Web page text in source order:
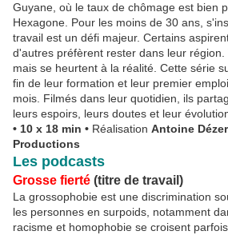
Guyane, où le taux de chômage est bien
Hexagone. Pour les moins de 30 ans,
travail est un défi majeur. Certains
d'autres préfèrent rester dans leur région.
mais se heurtent à la réalité. Cette série
fin de leur formation et leur premier
mois. Filmés dans leur quotidien, ils
leurs espoirs, leurs doutes et leur
• 10 x 18 min • Réalisation Antoine
Productions
Les podcasts
Grosse fierté (titre de travail)
La grossophobie est une discrimination
les personnes en surpoids, notamment
racisme et homophobie se croisent